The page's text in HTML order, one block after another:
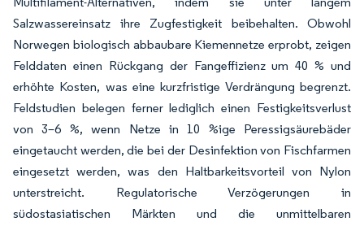
Salzwassereinsatz ihre Zugfestigkeit beibehalten. Obwohl
Norwegen biologisch abbaubare Kiemennetze erprobt, zeigen
Felddaten einen Rückgang der Fangeffizienz um 40 % und
erhöhte Kosten, was eine kurzfristige Verdrängung begrenzt.
Feldstudien belegen ferner lediglich einen Festigkeitsverlust
von 3–6 %, wenn Netze in 10 %ige Peressigsäurebäder
eingetaucht werden, die bei der Desinfektion von Fischfarmen
eingesetzt werden, was den Haltbarkeitsvorteil von Nylon
unterstreicht. Regulatorische Verzögerungen in
südostasiatischen Märkten und die unmittelbaren